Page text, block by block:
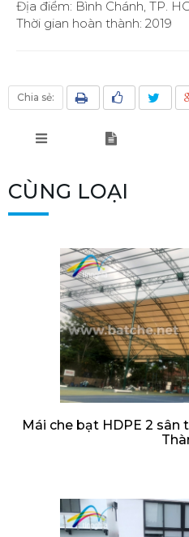
Địa điểm: Bình Chánh, TP.
Thời gian hoàn thành: 2019
Chia sẻ:
CÙNG LOẠI
Mái che bạt HDPE 2